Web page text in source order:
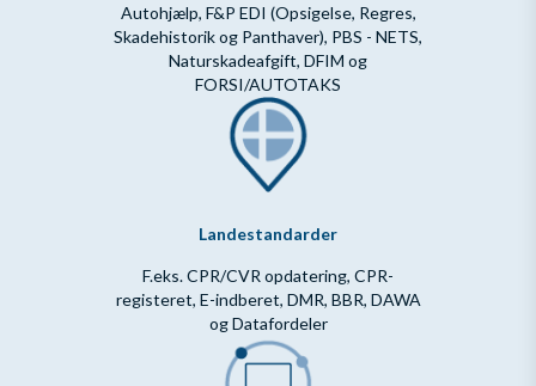
Autohjælp, F&P EDI (Opsigelse, Regres,
Skadehistorik og Panthaver), PBS - NETS,
Naturskadeafgift, DFIM og
FORSI/AUTOTAKS
Landestandarder
F.eks. CPR/CVR opdatering, CPR-
registeret, E-indberet, DMR, BBR, DAWA
og Datafordeler